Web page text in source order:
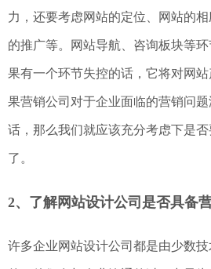
力，还要考虑网站的定位、网站的
的推广等。网站导航、咨询板块等
果有一个环节失控的话，它将对网
果营销公司对于企业面临的营销问
话，那么我们就应该充分考虑下是
了。
2、了解网站设计公司是否具备
许多企业网站设计公司都是由少数